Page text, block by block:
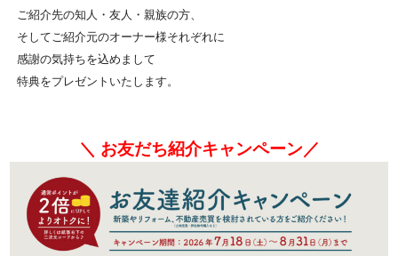
ご紹介先の知人・友人・親族の方、
そしてご紹介元のオーナー様それぞれに
感謝の気持ちを込めまして
特典をプレゼントいたします。
＼ お友だち紹介キャンペーン／